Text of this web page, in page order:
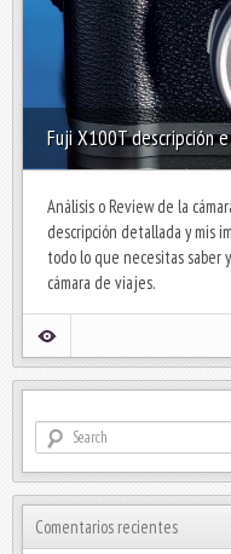
Fuji X100T descripción
Análisis o Review de la
descripción detallada y mis
todo lo que necesitas saber
cámara de viajes.
Comentarios recientes